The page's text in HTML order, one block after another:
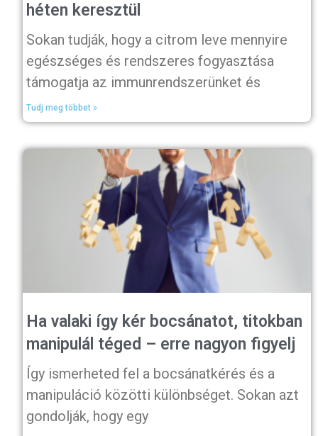
héten keresztül
Sokan tudják, hogy a citrom leve mennyire
egészséges és rendszeres fogyasztása
támogatja az immunrendszerünket és
Tudj meg többet »
Ha valaki így kér bocsánatot, titokban
manipulál téged – erre nagyon figyelj
Így ismerheted fel a bocsánatkérés és a
manipuláció közötti különbséget. Sokan azt
gondolják, hogy egy